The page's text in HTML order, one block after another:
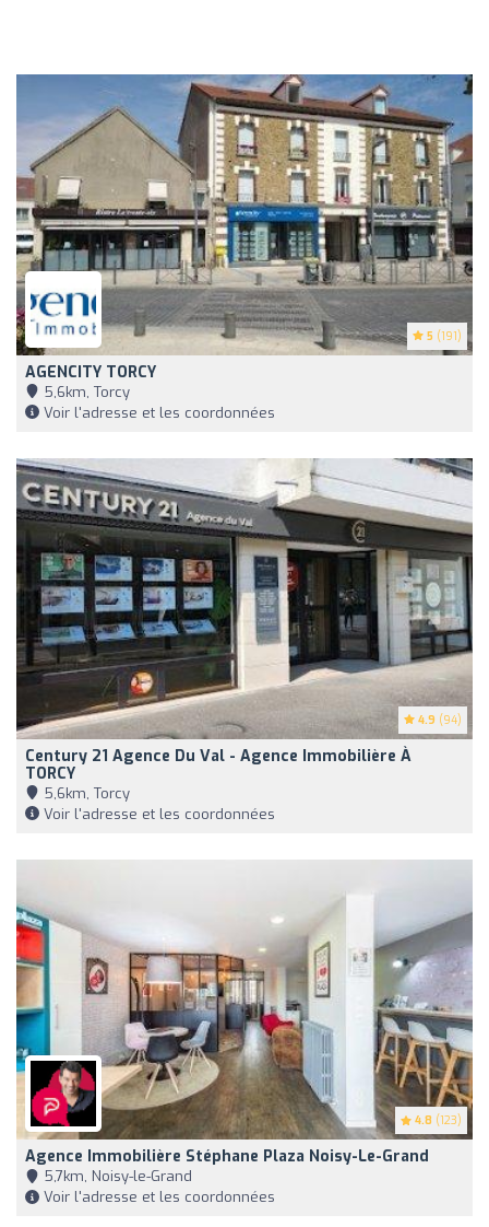
5 (191)
AGENCITY TORCY
5,6km, Torcy
Voir l'adresse et les coordonnées
4.9 (94)
Century 21 Agence Du Val - Agence Immobilière À
TORCY
5,6km, Torcy
Voir l'adresse et les coordonnées
4.8 (123)
Agence Immobilière Stéphane Plaza Noisy-Le-Grand
5,7km, Noisy-le-Grand
Voir l'adresse et les coordonnées